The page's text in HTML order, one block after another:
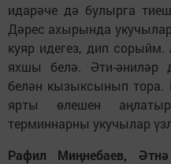
идарәче дә булырга
Дәрес ахырында
куяр идегез, дип сорыйм.
яхшы белә. Әти-әниләр
белән кызыксынып тора.
ярты өлешен
терминнарны укучылар
Рафил Миңнебаев,